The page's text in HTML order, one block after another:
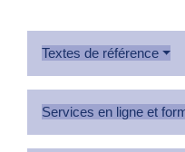
Textes de référence
Services en ligne et